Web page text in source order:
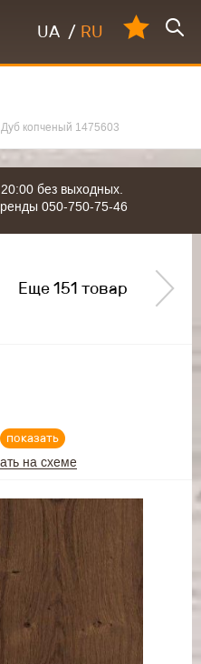
UA / RU
копченый 1475603
без выходных.
050-750-75-46
показать
на схеме
Еще 151 товар